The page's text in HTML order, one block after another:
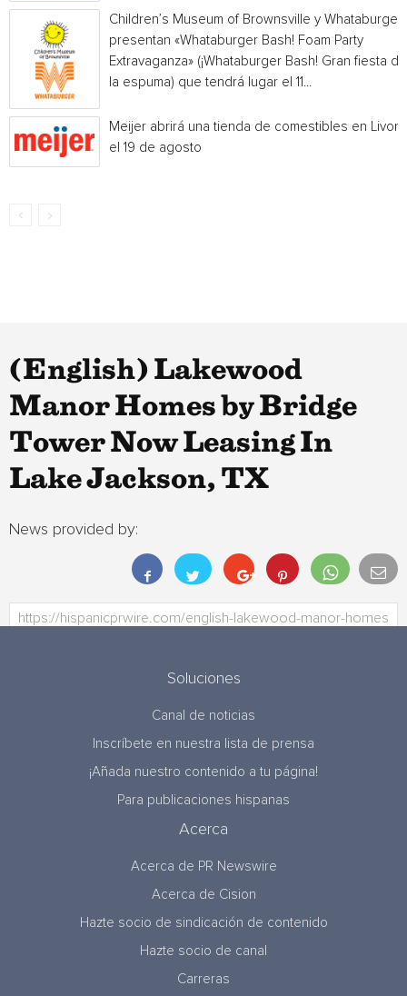
Children’s Museum of Brownsville y Whataburger
presentan «Whataburger Bash! Foam Party
Extravaganza» (¡Whataburger Bash! Gran fiesta de
la espuma) que tendrá lugar el 11...
Meijer abrirá una tienda de comestibles en
el 19 de agosto
(English) Lakewood
Manor Homes by Bridge
Tower Now Leasing In
Lake Jackson, TX
News provided by:
Soluciones
Canal de noticias
Inscríbete en nuestra lista de prensa
¡Añada nuestro contenido a tu página!
Para publicaciones hispanas
Acerca
Acerca de PR Newswire
Acerca de Cision
Hazte socio de sindicación de contenido
Hazte socio de canal
Carreras